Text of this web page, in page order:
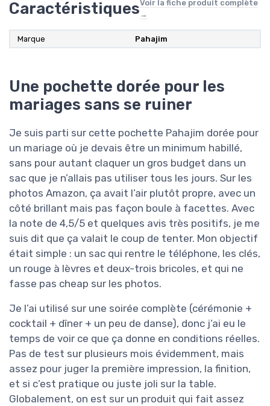
CaractéristiquesVoir la fiche produit complète
→
Marque Pahajim
Une pochette dorée pour les
mariages sans se ruiner
Je suis parti sur cette pochette Pahajim dorée pour
un mariage où je devais être un minimum habillé,
sans pour autant claquer un gros budget dans un
sac que je n’allais pas utiliser tous les jours. Sur les
photos Amazon, ça avait l’air plutôt propre, avec un
côté brillant mais pas façon boule à facettes. Avec
la note de 4,5/5 et quelques avis très positifs, je me
suis dit que ça valait le coup de tenter. Mon objectif
était simple : un sac qui rentre le téléphone, les clés,
un rouge à lèvres et deux-trois bricoles, et qui ne
fasse pas cheap sur les photos.
Je l’ai utilisé sur une soirée complète (cérémonie +
cocktail + dîner + un peu de danse), donc j’ai eu le
temps de voir ce que ça donne en conditions réelles.
Pas de test sur plusieurs mois évidemment, mais
assez pour juger la première impression, la finition,
et si c’est pratique ou juste joli sur la table.
Globalement, on est sur un produit qui fait assez